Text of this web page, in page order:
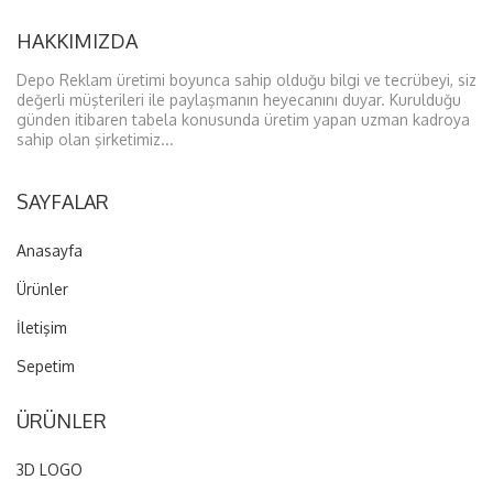
-Ledlerimiz kaliteli
veren sağlam ledlerdir.-
-Ledlerimizi kalkma yapmaması için arka
plakaya sağlamlaştırıyoruz.-
ÜRÜNÜMÜZ KALIP İMALATI
LÜTFEN İRTİBATA GEÇİNİZ
NOT:
Kargo kaynaklı gecikmelerden
hasarlardan firmamız sorumlu
HAKKIMIZDA
Depo Reklam üretimi boyunca sahip olduğu bilgi ve tecrübeyi, siz
değerli müşterileri ile paylaşmanın heyecanını duyar. Kurulduğu
günden itibaren tabela konusunda üretim yapan uzman kadroya
sahip olan şirketimiz...
SAYFALAR
Anasayfa
Ürünler
İletişim
Sepetim
ÜRÜNLER
3D LOGO